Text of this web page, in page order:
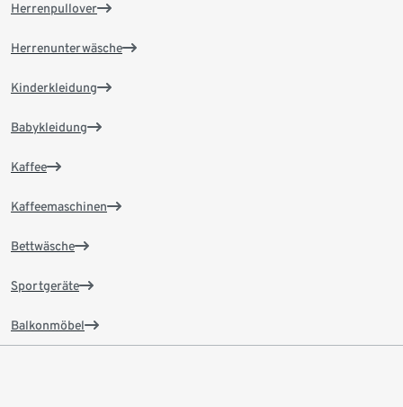
Herrenpullover
Herrenunterwäsche
Kinderkleidung
Babykleidung
Kaffee
Kaffeemaschinen
Bettwäsche
Sportgeräte
Balkonmöbel